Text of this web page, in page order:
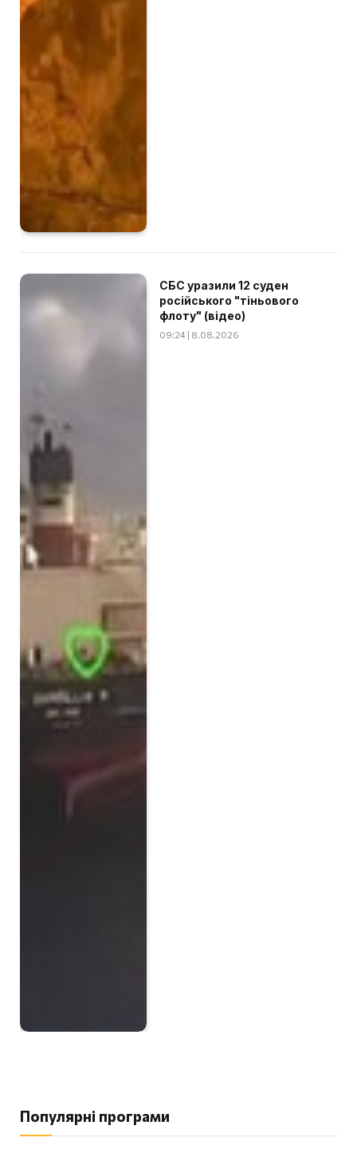
СБС уразили 12 суден
російського "тіньового
флоту" (відео)
09:24 | 8.08.2026
Популярні програми